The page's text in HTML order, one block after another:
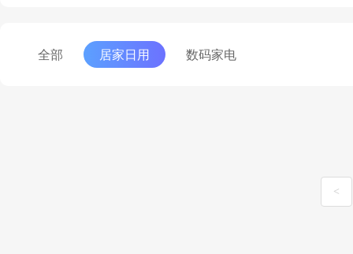
全部 居家日用 数码家电
<